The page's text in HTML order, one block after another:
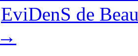
EviDenS de